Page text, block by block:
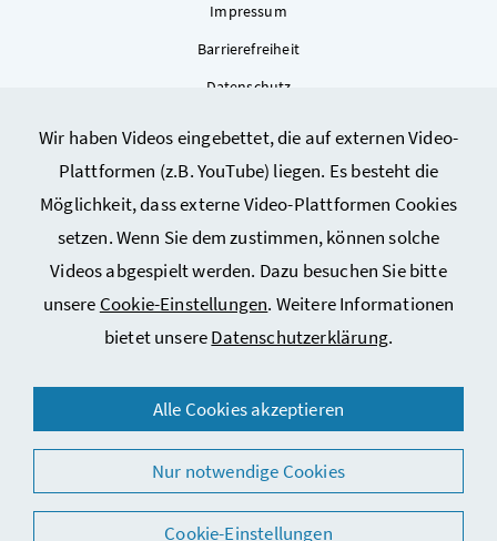
Wir haben Videos eingebettet, die auf externen Video-
Plattformen (z.B. YouTube) liegen. Es besteht die
Möglichkeit, dass externe Video-Plattformen Cookies
setzen. Wenn Sie dem zustimmen, können solche
Videos abgespielt werden. Dazu besuchen Sie bitte
unsere Cookie-Einstellungen. Weitere Informationen
bietet unsereDatenschutzerklärung.
Alle Cookies akzeptieren
Nur notwendige Cookies
Cookie-Einstellungen
Impressum
Barrierefreiheit
Datenschutz
Sitemap
Cookie-Einstellungen
© 2026 Bundesministerium für Arbeit, Soziales, Gesundheit,
Pflege und Konsumentenschutz